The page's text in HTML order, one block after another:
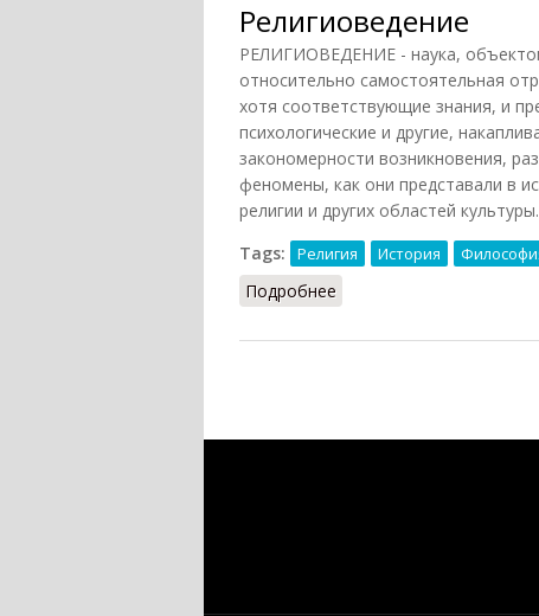
Религиоведение
РЕЛИГИОВЕДЕНИЕ - наука,
относительно самостоятельная
хотя соответствующие знания, и
психологические и другие,
закономерности возникновения,
феномены, как они представали в
религии и других областей культуры.
Tags:
Религия История
Подробнее